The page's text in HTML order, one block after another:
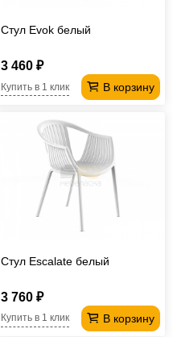
Стул Evok белый
3 460 ₽
В корзину
Купить в 1 клик
Стул Escalate белый
3 760 ₽
В корзину
Купить в 1 клик